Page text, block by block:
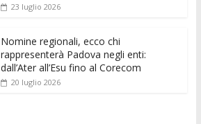
23 luglio 2026
Nomine regionali, ecco chi
rappresenterà Padova negli enti:
dall’Ater all’Esu fino al Corecom
20 luglio 2026